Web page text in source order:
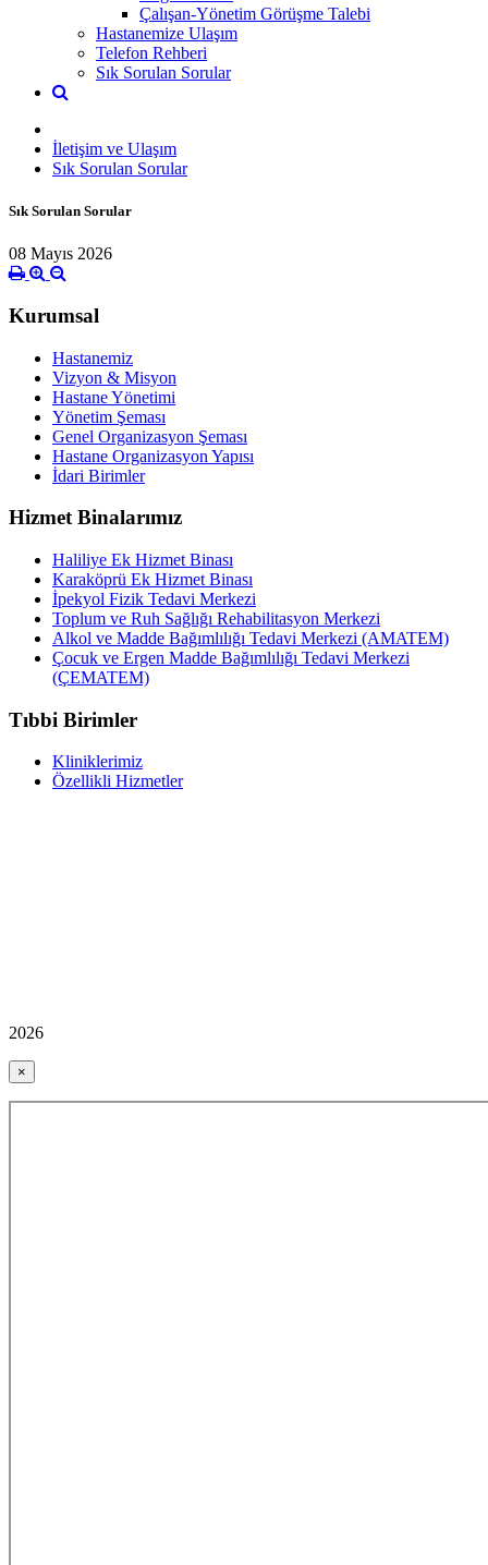
Çalışan-Yönetim Görüşme Talebi
Hastanemize Ulaşım
Telefon Rehberi
Sık Sorulan Sorular
İletişim ve Ulaşım
Sık Sorulan Sorular
Sık Sorulan Sorular
08 Mayıs 2026
Kurumsal
Hastanemiz
Vizyon & Misyon
Hastane Yönetimi
Yönetim Şeması
Genel Organizasyon Şeması
Hastane Organizasyon Yapısı
İdari Birimler
Hizmet Binalarımız
Haliliye Ek Hizmet Binası
Karaköprü Ek Hizmet Binası
İpekyol Fizik Tedavi Merkezi
Toplum ve Ruh Sağlığı Rehabilitasyon Merkezi
Alkol ve Madde Bağımlılığı Tedavi Merkezi (AMATEM)
Çocuk ve Ergen Madde Bağımlılığı Tedavi Merkezi
(ÇEMATEM)
Tıbbi Birimler
Kliniklerimiz
Özellikli Hizmetler
2026
×